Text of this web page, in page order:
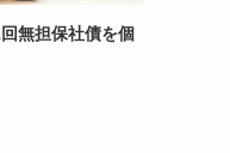
無担保社債を個